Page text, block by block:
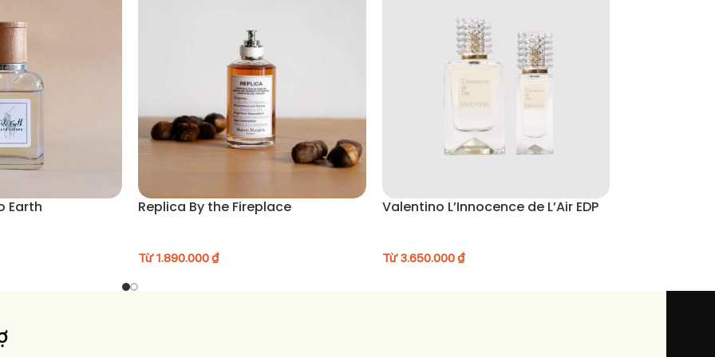
(Hoa trắng, xà phòng, citrus, vani ấm)
quýt
hợp tối và những dịp đặc biệt
Earth Replica By the Fireplace
Từ1.890.000₫
Valentino L’Innocence de L’Air EDP
Từ3.650.000₫